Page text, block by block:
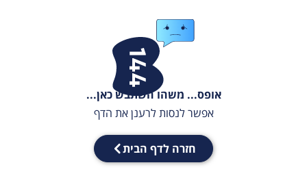
אופס... משהו השתבש כאן...
אפשר לנסות לרענן את הדף
חזרה לדף הבית